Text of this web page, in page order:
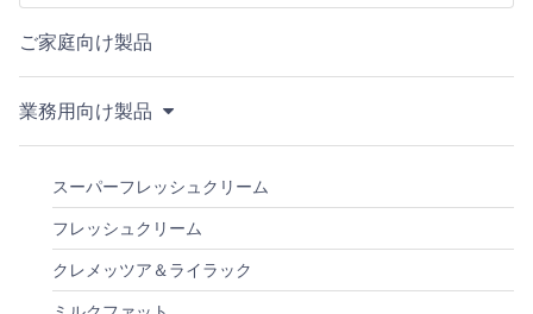
ご家庭向け製品
業務用向け製品
スーパーフレッシュクリーム
フレッシュクリーム
クレメッツア＆ライラック